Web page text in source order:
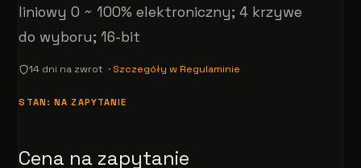
liniowy 0 ~ 100% elektroniczny; 4 krzywe
do wyboru; 16-bit
14 dni na zwrot · Szczegóły w Regulaminie
STAN: NA ZAPYTANIE
Cena na zapytanie